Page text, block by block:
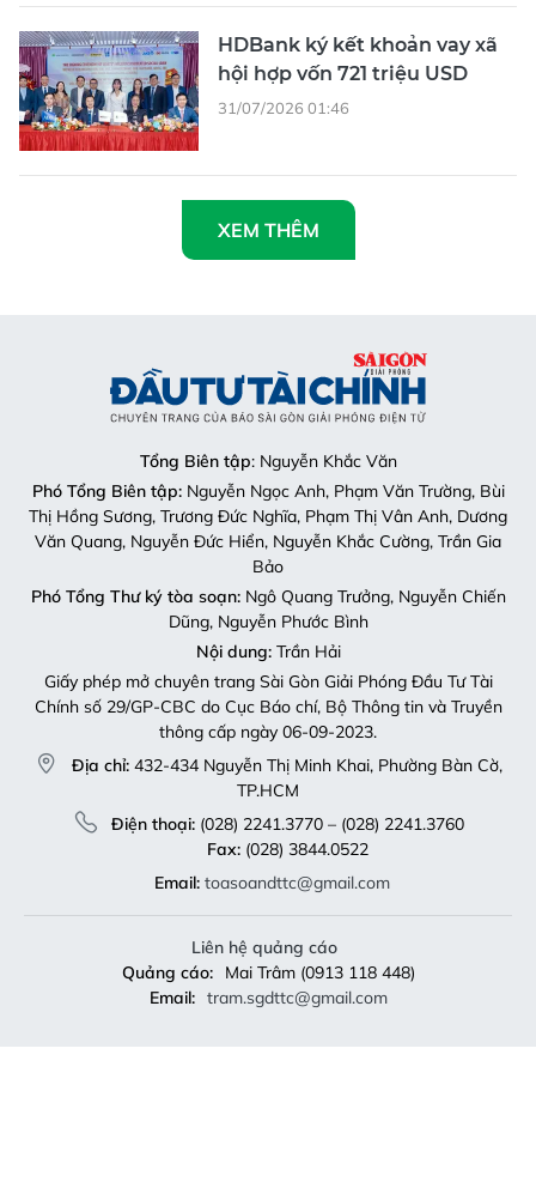
HDBank ký kết khoản vay xã
hội hợp vốn 721 triệu USD
31/07/2026 01:46
XEM THÊM
Tổng Biên tập: Nguyễn Khắc Văn
Phó Tổng Biên tập:Nguyễn Ngọc Anh, Phạm Văn Trường, Bùi
Thị Hồng Sương, Trương Đức Nghĩa, Phạm Thị Vân Anh, Dương
Văn Quang, Nguyễn Đức Hiển, Nguyễn Khắc Cường, Trần Gia
Bảo
Phó Tổng Thư ký tòa soạn:Ngô Quang Trưởng, Nguyễn Chiến
Dũng, Nguyễn Phước Bình
Nội dung:Trần Hải
Giấy phép mở chuyên trang Sài Gòn Giải Phóng Đầu Tư Tài
Chính số 29/GP-CBC do Cục Báo chí, Bộ Thông tin và Truyền
thông cấp ngày 06-09-2023.
Địa chỉ: 432-434 Nguyễn Thị Minh Khai, Phường Bàn Cờ,
TP.HCM
Điện thoại:(028) 2241.3770 – (028) 2241.3760
Fax:(028) 3844.0522
Email: toasoandttc@gmail.com
Liên hệ quảng cáo
Quảng cáo:
Mai Trâm (0913 118 448)
Email: tram.sgdttc@gmail.com